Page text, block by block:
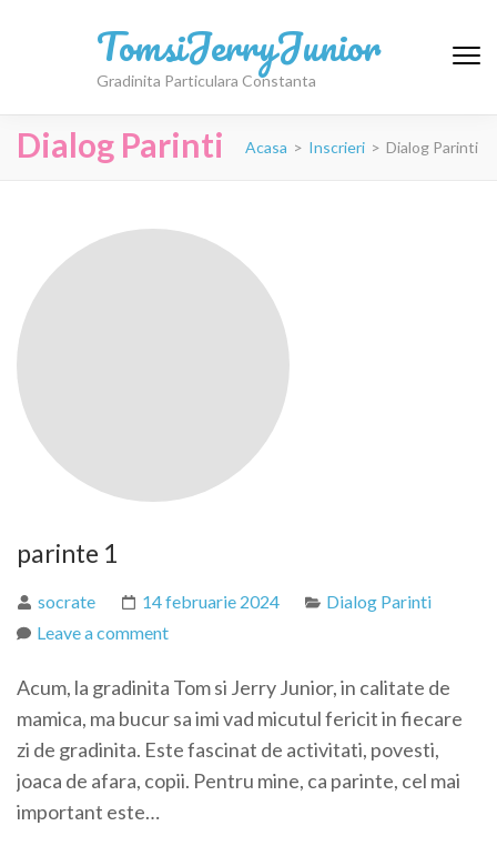
TomsiJerryJunior
Gradinita Particulara Constanta
Dialog Parinti Acasa > Inscrieri > Dialog Parinti
parinte 1
socrate 14 februarie 2024
Dialog Parinti
Leave a comment
Acum, la gradinita Tom si Jerry Junior, in calitate de
mamica, ma bucur sa imi vad micutul fericit in fiecare
zi de gradinita. Este fascinat de activitati, povesti,
joaca de afara, copii. Pentru mine, ca parinte, cel mai
important este…